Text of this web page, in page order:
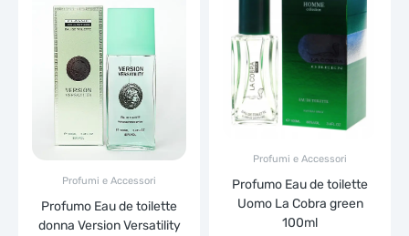
Profumi e Accessori
Profumo Eau de toilette
donna Version Versatility
Profumi e Accessori
Profumo Eau de toilette
Uomo La Cobra green
100ml